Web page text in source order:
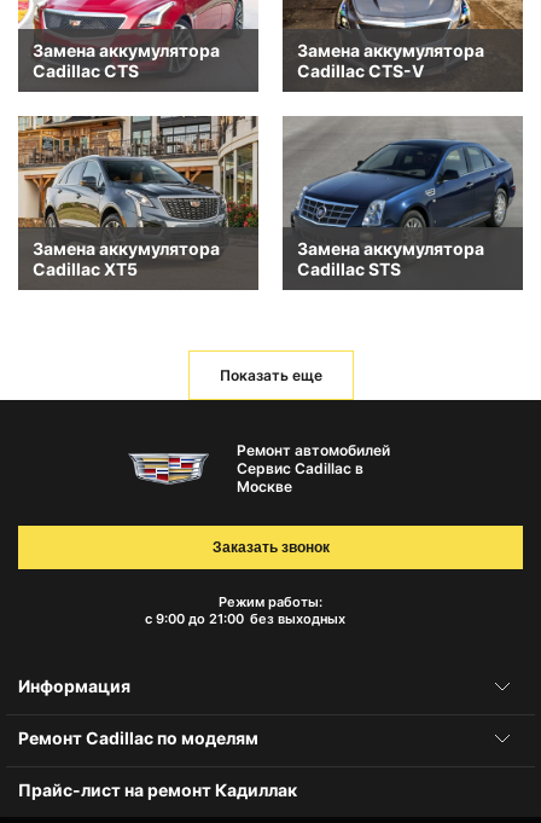
Замена аккумулятора
Cadillac CTS
Замена аккумулятора
Cadillac CTS-V
Замена аккумулятора
Cadillac XT5
Замена аккумулятора
Cadillac STS
Показать еще
Ремонт автомобилей
Сервис Cadillac в
Москве
Режим работы:
с 9:00 до 21:00 без выходных
Заказать звонок
Информация
Ремонт Cadillac по моделям
Прайс-лист на ремонт Кадиллак